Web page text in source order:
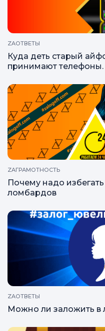
ZAОТВЕТЫ
Куда деть старый
принимают телефоны.
ZAГРАМОТНОСТЬ
Почему надо
ломбардов
ZAОТВЕТЫ
Можно ли заложить в